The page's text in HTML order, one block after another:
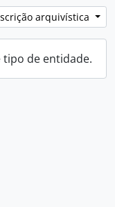
arquivística
de entidade.